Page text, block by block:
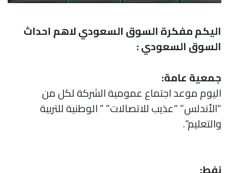
اليكم مفكرة السوق السعودي لاهم احداث
السوق السعودي :
جمعية عامة:
اليوم موعد اجتماع عمومية الشركة لكل من
“الأندلس” “عذيب للاتصالات” ” الوطنية للتربية
والتعليم”.